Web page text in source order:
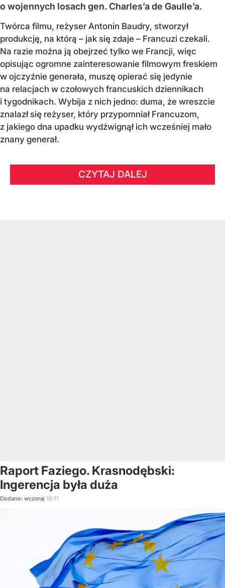
o wojennych losach gen. Charles’a de Gaulle’a.
Twórca filmu, reżyser Antonin Baudry, stworzył
produkcję, na którą – jak się zdaje – Francuzi czekali.
Na razie można ją obejrzeć tylko we Francji, więc
opisując ogromne zainteresowanie filmowym freskiem
w ojczyźnie generała, muszę opierać się jedynie
na relacjach w czołowych francuskich dziennikach
i tygodnikach. Wybija z nich jedno: duma, że wreszcie
znalazł się reżyser, który przypomniał Francuzom,
z jakiego dna upadku wydźwignął ich wcześniej mało
znany generał.
CZYTAJ DALEJ
Raport Faziego. Krasnodębski:
Ingerencja była duża
Dodano: wczoraj 16:11